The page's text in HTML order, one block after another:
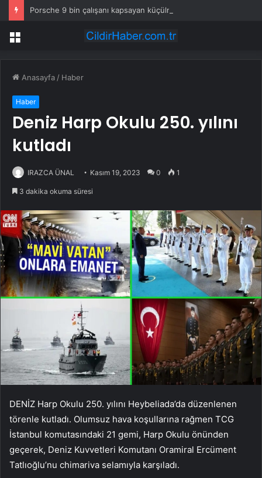
Porsche 9 bin çalışanı kapsayan küçülme planını onayladı
Menü
Anasayfa / Haber
Haber
Deniz Harp Okulu 250. yılını
kutladı
IRAZCA ÜNAL Kasım 19, 2023 0 1
3 dakika okuma süresi
DENİZ Harp Okulu 250. yılını Heybeliada’da düzenlenen
törenle kutladı. Olumsuz hava koşullarına rağmen TCG
İstanbul komutasındaki 21 gemi, Harp Okulu önünden
geçerek, Deniz Kuvvetleri Komutanı Oramiral Ercüment
Tatlıoğlu’nu chimariva selamıyla karşıladı.